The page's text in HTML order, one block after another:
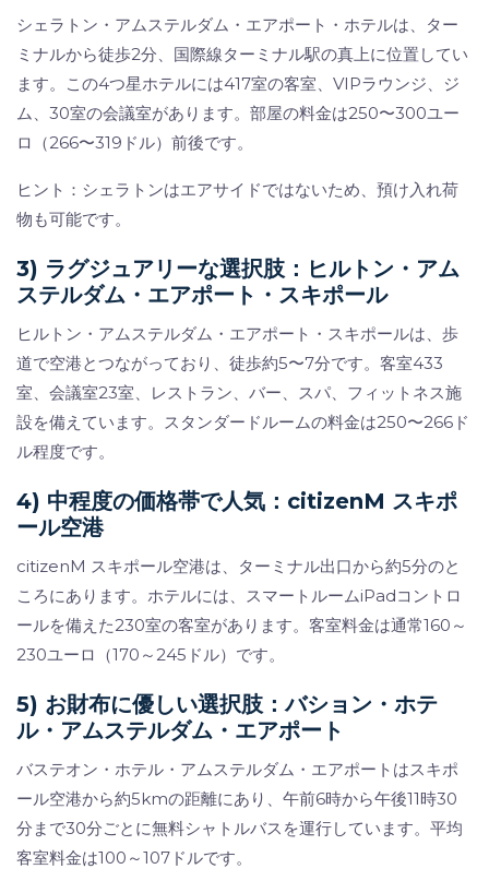
シェラトン・アムステルダム・エアポート・ホテルは、ター
ミナルから徒歩2分、国際線ターミナル駅の真上に位置してい
ます。この4つ星ホテルには417室の客室、VIPラウンジ、ジ
ム、30室の会議室があります。部屋の料金は250〜300ユー
ロ（266〜319ドル）前後です。
ヒント：シェラトンはエアサイドではないため、預け入れ荷
物も可能です。
3) ラグジュアリーな選択肢：ヒルトン・アム
ステルダム・エアポート・スキポール
ヒルトン・アムステルダム・エアポート・スキポールは、歩
道で空港とつながっており、徒歩約5〜7分です。客室433
室、会議室23室、レストラン、バー、スパ、フィットネス施
設を備えています。スタンダードルームの料金は250〜266ド
ル程度です。
4) 中程度の価格帯で人気：citizenM スキポ
ール空港
citizenM スキポール空港は、ターミナル出口から約5分のと
ころにあります。ホテルには、スマートルームiPadコントロ
ールを備えた230室の客室があります。客室料金は通常160～
230ユーロ（170～245ドル）です。
5) お財布に優しい選択肢：バション・ホテ
ル・アムステルダム・エアポート
バステオン・ホテル・アムステルダム・エアポートはスキポ
ール空港から約5kmの距離にあり、午前6時から午後11時30
分まで30分ごとに無料シャトルバスを運行しています。平均
客室料金は100～107ドルです。